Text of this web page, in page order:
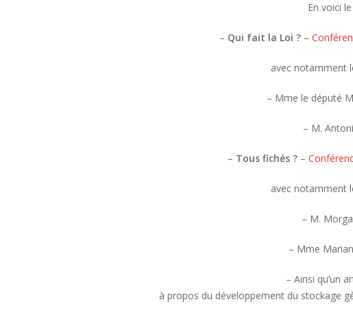
En voici
– Qui fait la Loi ?–
avec notamment
– Mme le député
– M.
– Tous fichés ?–
avec notamment
– M.
– Mme
– Ainsi qu’un
à propos du développement du stockage